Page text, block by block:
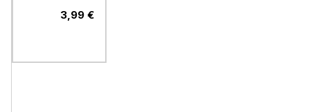
oblazinjeno
3,99 €